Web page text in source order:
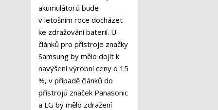
akumulátorů bude
v letošním roce docházet
ke zdražování baterií. U
článků pro přístroje značky
Samsung by mělo dojít k
navýšení výrobní ceny o 15
%, v případě článků do
přístrojů značek Panasonic
a LG by mělo zdražení